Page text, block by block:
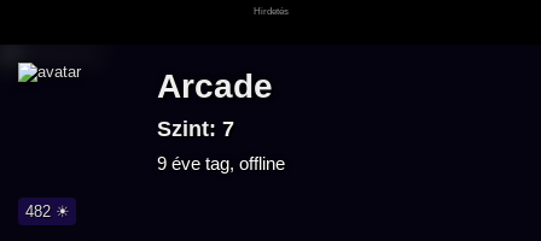
Arcade
Szint: 7
9 éve tag, offline
482 ☀